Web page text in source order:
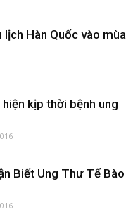
Hàn Quốc vào mùa
kịp thời bệnh ung
Biết Ung Thư Tế Bào